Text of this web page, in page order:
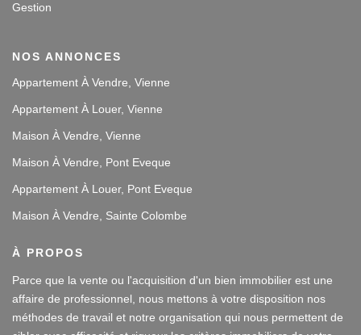
Gestion
NOS ANNONCES
Appartement À Vendre, Vienne
Appartement À Louer, Vienne
Maison À Vendre, Vienne
Maison À Vendre, Pont Eveque
Appartement À Louer, Pont Eveque
Maison À Vendre, Sainte Colombe
À PROPOS
Parce que la vente ou l'acquisition d'un bien immobilier est une
affaire de professionnel, nous mettons à votre disposition nos
méthodes de travail et notre organisation qui nous permettent de